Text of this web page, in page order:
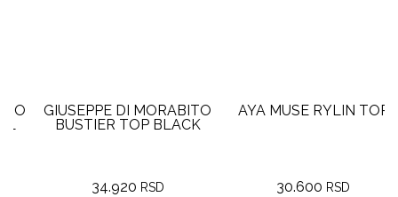
GIUSEPPE DI MORABITO
BUSTIER TOP BLACK
34.920RSD
AYA MUSE RYLIN TOP
30.600RSD